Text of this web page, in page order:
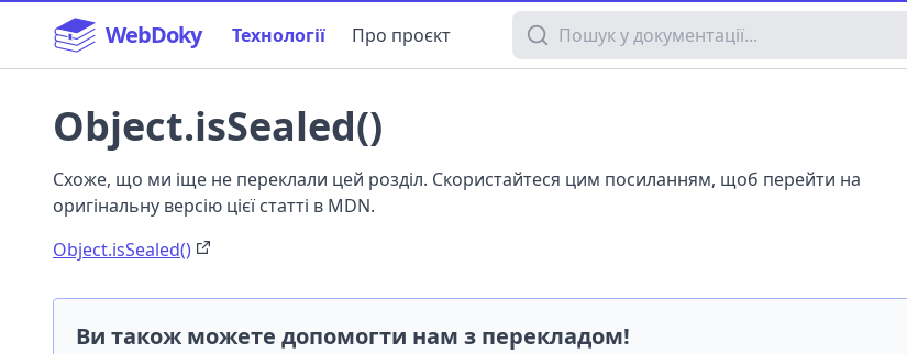
WebDoky Технології Про проєкт Пошук у документації
Object.isSealed()
Схоже, що ми іще не переклали цей розділ. Скористайтеся цим посиланням, щоб перейти на
оригінальну версію цієї статті в MDN.
Object.isSealed()
Ви також можете допомогти нам з перекладом!